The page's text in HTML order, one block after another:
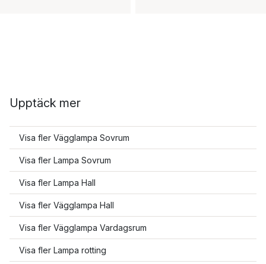
Upptäck mer
Visa fler Vägglampa Sovrum
Visa fler Lampa Sovrum
Visa fler Lampa Hall
Visa fler Vägglampa Hall
Visa fler Vägglampa Vardagsrum
Visa fler Lampa rotting